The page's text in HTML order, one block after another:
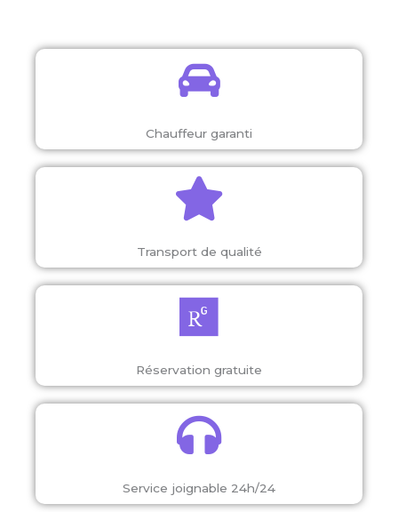
Chauffeur garanti
Transport de qualité
Réservation gratuite
Service joignable 24h/24